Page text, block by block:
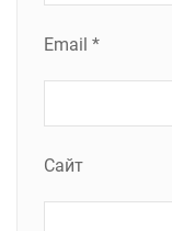
Email *
Сайт